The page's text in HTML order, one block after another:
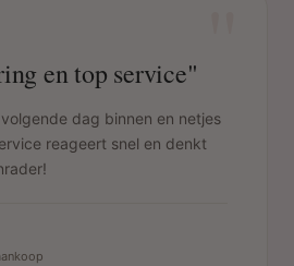
en top service"
dag binnen en netjes
reageert snel en denkt